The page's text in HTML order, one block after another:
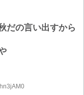
だの言い出すから